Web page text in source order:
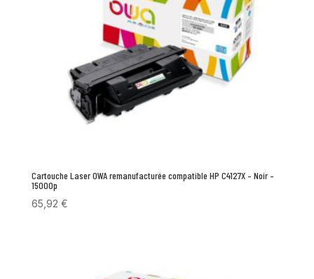
Cartouche Laser OWA remanufacturée compatible HP C4127X – Noir –
15000p
65,92 €